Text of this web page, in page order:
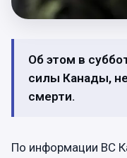
Об этом в
силы Канады,
смерти.
По информации ВС